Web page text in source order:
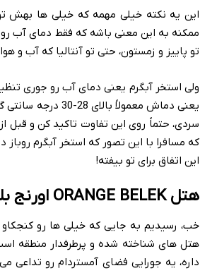
این یه نکته خیلی مهمه که خیلی ها بهش
ممکنه به این معنی باشه که فقط دمای آب
تو پاییز و زمستون، حتی تو آنتالیا که آب و
ولی استخر آبگرم یعنی دمای آب رو جوری
یعنی دماش
سردی، حتماً روی این تفاوت تاکید کن و قبل
که مسافرا با این تصور که استخر آبگرم
این اتفاق برای تو بیفته!
هتل ORANGE BELEK اورنج بلک؛ واقعیت استخر روباز آبگرم
هتل های شناخته شده و پرطرفدار منطقه
داره، یه جورایی فضای آمستردام رو